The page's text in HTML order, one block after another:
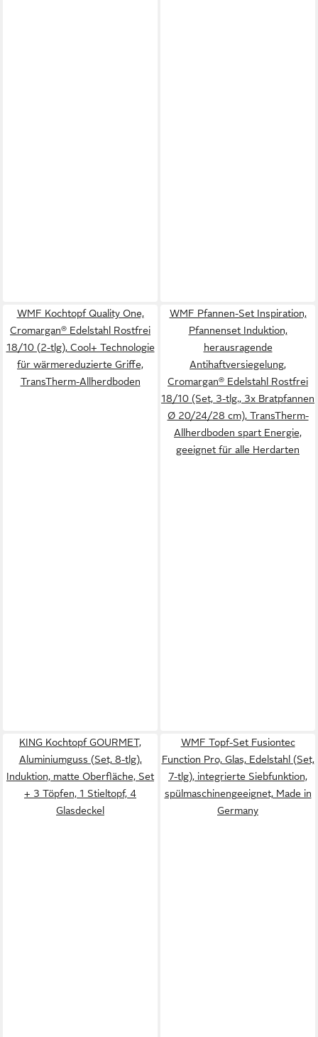
WMF Kochtopf Quality One,
Cromargan® Edelstahl Rostfrei
18/10 (2-tlg), Cool+ Technologie
für wärmereduzierte Griffe,
TransTherm-Allherdboden
WMF Pfannen-Set Inspiration,
Pfannenset Induktion,
herausragende
Antihaftversiegelung,
Cromargan® Edelstahl Rostfrei
18/10 (Set, 3-tlg., 3x Bratpfannen
Ø 20/24/28 cm), TransTherm-
Allherdboden spart Energie,
geeignet für alle Herdarten
KING Kochtopf GOURMET,
Aluminiumguss (Set, 8-tlg),
Induktion, matte Oberfläche, Set
+ 3 Töpfen, 1 Stieltopf, 4
Glasdeckel
WMF Topf-Set Fusiontec
Function Pro, Glas, Edelstahl (Set,
7-tlg), integrierte Siebfunktion,
spülmaschinengeeignet, Made in
Germany